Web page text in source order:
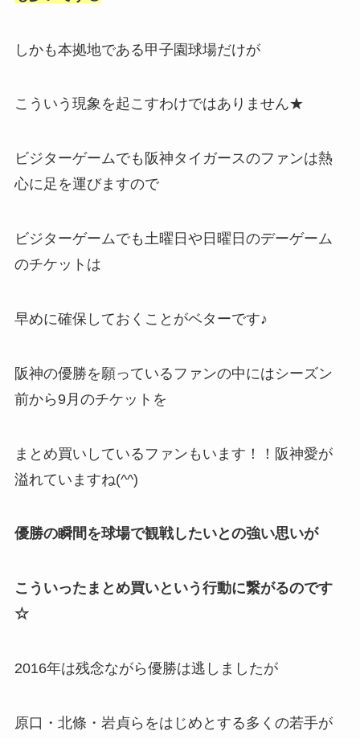
しかも本拠地である甲子園球場だけが
こういう現象を起こすわけではありません★
ビジターゲームでも阪神タイガースのファンは熱
心に足を運びますので
ビジターゲームでも土曜日や日曜日のデーゲーム
のチケットは
早めに確保しておくことがベターです♪
阪神の優勝を願っているファンの中にはシーズン
前から9月のチケットを
まとめ買いしているファンもいます！！阪神愛が
溢れていますね(^^)
優勝の瞬間を球場で観戦したいとの強い思いが
こういったまとめ買いという行動に繋がるのです
☆
2016年は残念ながら優勝は逃しましたが
原口・北條・岩貞らをはじめとする多くの若手が